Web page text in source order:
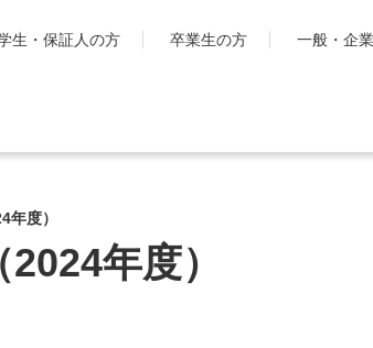
生・保証人の方 卒業生の方 一般・企
キャンパスライフ
シラバス・学生便覧
授業・学習について
年度）
年度）